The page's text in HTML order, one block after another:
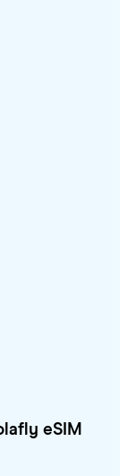
eSIM